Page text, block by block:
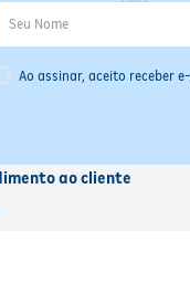
Ao assinar, aceito receber
ao cliente